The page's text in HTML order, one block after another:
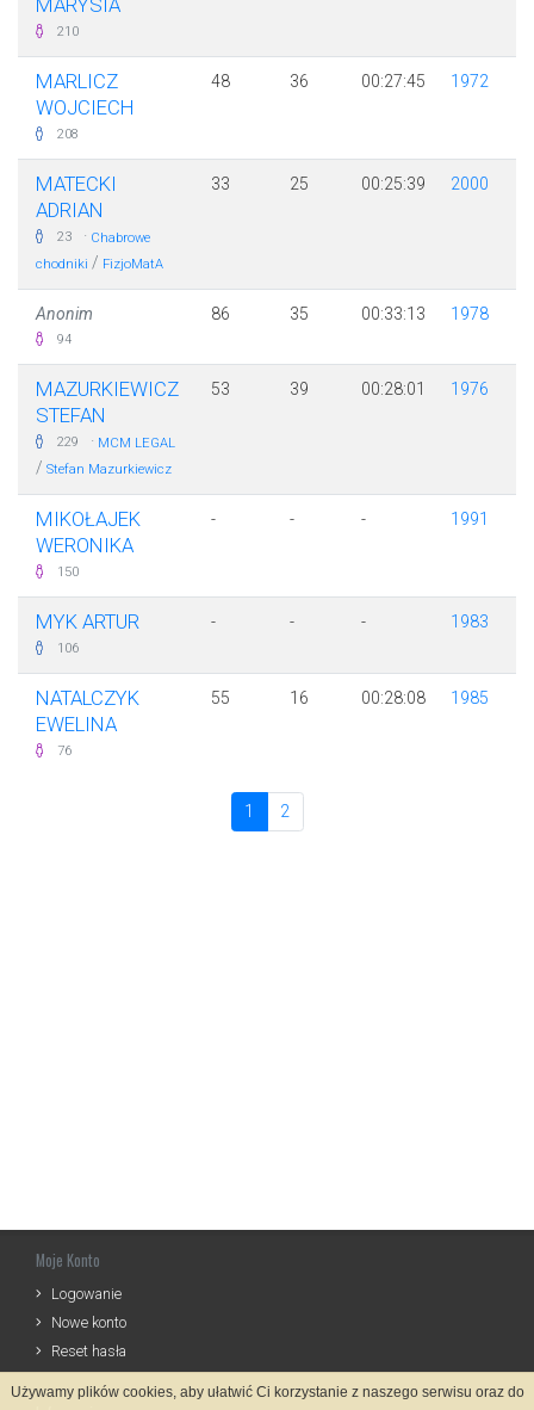
MARYSIA
210
MARLICZ
WOJCIECH
208
48 36 00:27:45 1972
MATECKI
ADRIAN
23 · Chabrowe
chodniki / FizjoMatA
33 25 00:25:39 2000
Anonim
94
86 35 00:33:13 1978
MAZURKIEWICZ
STEFAN
229 · MCM LEGAL
/ Stefan Mazurkiewicz
53 39 00:28:01 1976
MIKOŁAJEK
WERONIKA
150
- - - 1991
MYK ARTUR
106
- - - 1983
NATALCZYK
EWELINA
76
55 16 00:28:08 1985
1 2
Moje Konto
Logowanie
Nowe konto
Reset hasła
Używamy plików cookies, aby ułatwić Ci korzystanie z naszego serwisu oraz do